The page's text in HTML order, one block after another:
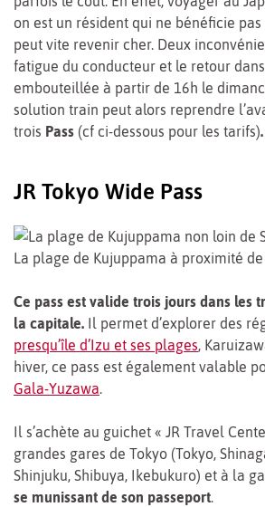
on est un résident qui ne bénéficie pas
peut vite revenir cher. Deux
fatigue du conducteur et le retour
embouteillée à partir de 16h le
solution train peut alors reprendre
trois Pass (cf ci-dessous pour les tarifs).
JR Tokyo Wide Pass
La plage de Kujuppama à proximité
Ce pass est valide trois jours dans les
la capitale. Il permet d’explorer des
presqu’île d’Izu et ses plages,
hiver, ce pass est également valable
Gala-Yuzawa.
Il s’achète au guichet « JR Travel
grandes gares de Tokyo (Tokyo,
Shinjuku, Shibuya, Ikebukuro) et à la
se munissant de son passeport.